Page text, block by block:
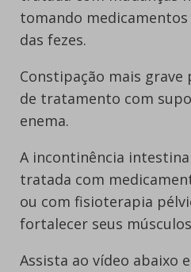
tomando
das fezes.
Constipação mais grave
de tratamento com
enema.
A incontinência
tratada com
ou com fisioterapia
fortalecer seus
Assista ao vídeo abaixo